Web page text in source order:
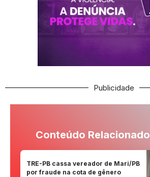
Publicidade
Conteúdo Relacionado
TRE-PB cassa vereador de Mari/PB
por fraude na cota de gênero